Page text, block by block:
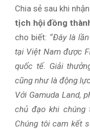
Chia sẻ sau khi
tịch hội đồng
cho biết: “Đây là
tại Việt Nam được
quốc tế. Giải
cũng như là động
Với Gamuda Land,
chủ đạo khi chúng
Chúng tôi cam kết